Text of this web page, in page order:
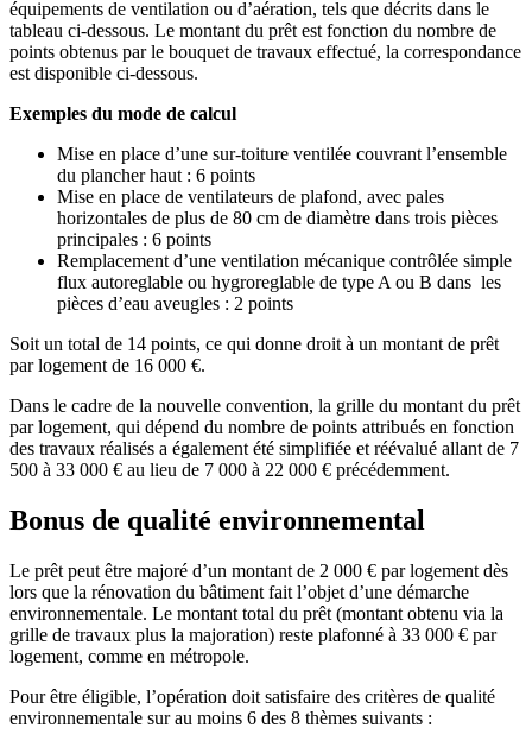
équipements de ventilation ou d’aération, tels que décrits dans le
tableau ci-dessous. Le montant du prêt est fonction du nombre de
points obtenus par le bouquet de travaux effectué, la correspondance
est disponible ci-dessous.
Exemples du mode de calcul
Mise en place d’une sur-toiture ventilée couvrant l’ensemble
du plancher haut : 6 points
Mise en place de ventilateurs de plafond, avec pales
horizontales de plus de 80 cm de diamètre dans trois pièces
principales : 6 points
Remplacement d’une ventilation mécanique contrôlée simple
flux autoreglable ou hygroreglable de type A ou B dans les
pièces d’eau aveugles : 2 points
Soit un total de 14 points, ce qui donne droit à un montant de prêt
par logement de 16 000 €.
Dans le cadre de la nouvelle convention, la grille du montant du prêt
par logement, qui dépend du nombre de points attribués en fonction
des travaux réalisés a également été simplifiée et réévalué allant de 7
500 à 33 000 € au lieu de 7 000 à 22 000 € précédemment.
Bonus de qualité environnemental
Le prêt peut être majoré d’un montant de 2 000 € par logement dès
lors que la rénovation du bâtiment fait l’objet d’une démarche
environnementale. Le montant total du prêt (montant obtenu via la
grille de travaux plus la majoration) reste plafonné à 33 000 € par
logement, comme en métropole.
Pour être éligible, l’opération doit satisfaire des critères de qualité
environnementale sur au moins 6 des 8 thèmes suivants :